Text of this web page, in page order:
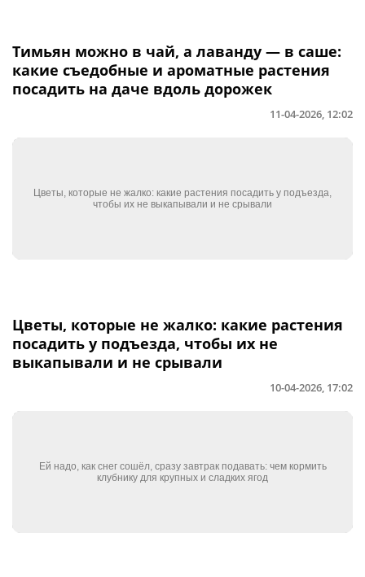
Тимьян можно в чай, а лаванду — в саше:
какие съедобные и ароматные растения
посадить на даче вдоль дорожек
11-04-2026, 12:02
Цветы, которые не жалко: какие растения
посадить у подъезда, чтобы их не
выкапывали и не срывали
10-04-2026, 17:02